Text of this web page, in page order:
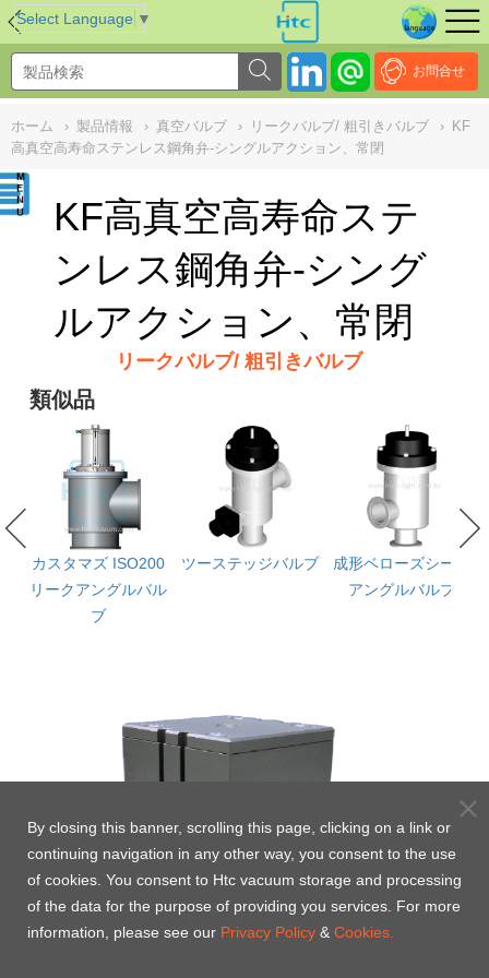
Select Language ▼
お問合せ
ホーム › 製品情報 › 真空バルブ › リークバルブ/ 粗引きバルブ › KF
高真空高寿命ステンレス鋼角弁-シングルアクション、常閉
KF高真空高寿命ステ
ンレス鋼角弁-シング
ルアクション、常閉
リークバルブ/ 粗引きバルブ
類似品
カスタマズ ISO200
リークアングルバル
ブ
ツーステッジバルブ
成形ベローズシール
アングルバルブ
NULL
By closing this banner, scrolling this page, clicking on a link or
continuing navigation in any other way, you consent to the use
of cookies. You consent to Htc vacuum storage and processing
of the data for the purpose of providing you services. For more
information, please see our Privacy Policy & Cookies.
//